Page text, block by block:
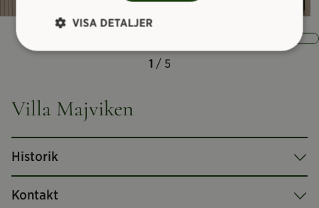
1 / 5
Villa Majviken
Historik
Kontakt
VISA DETALJER